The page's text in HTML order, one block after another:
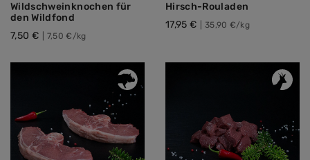
Wildschweinknochen für
den Wildfond
7,50 €
7,50 €/kg
Hirsch-Rouladen
17,95 €
|35,90 €/kg